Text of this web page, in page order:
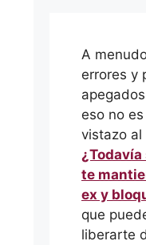
A
errores y
eso no
vistazo al
te
ex y
que
liberarte